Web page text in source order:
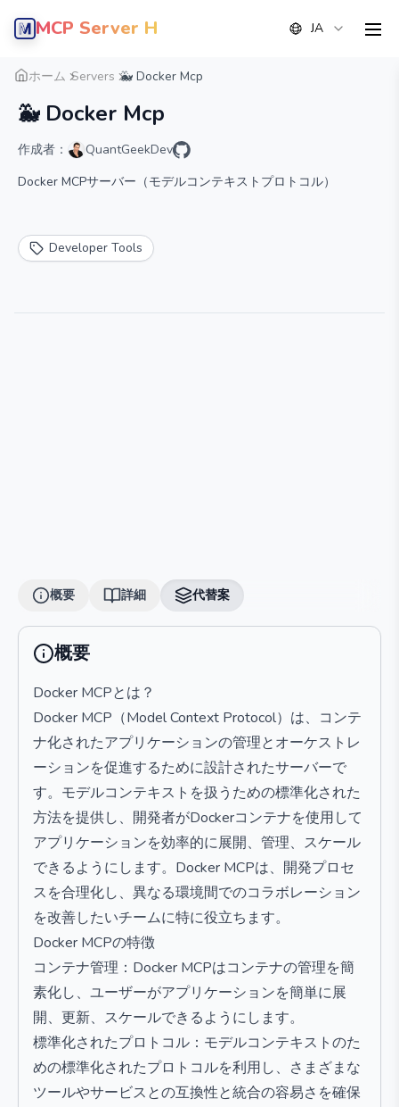
MCP Server Hub JA
ホーム Servers 🐳 Docker Mcp
🐳 Docker Mcp
作成者：
QuantGeekDev
Docker MCPサーバー（モデルコンテキストプロトコル）
Developer Tools
概要 詳細
概要 詳細 代替案
概要
Docker MCPとは？
Docker MCP（Model Context Protocol）は、コンテ
ナ化されたアプリケーションの管理とオーケストレ
ーションを促進するために設計されたサーバーで
す。モデルコンテキストを扱うための標準化された
方法を提供し、開発者がDockerコンテナを使用して
アプリケーションを効率的に展開、管理、スケール
できるようにします。Docker MCPは、開発プロセ
スを合理化し、異なる環境間でのコラボレーション
を改善したいチームに特に役立ちます。
Docker MCPの特徴
コンテナ管理：Docker MCPはコンテナの管理を簡
素化し、ユーザーがアプリケーションを簡単に展
開、更新、スケールできるようにします。
標準化されたプロトコル：モデルコンテキストのた
めの標準化されたプロトコルを利用し、さまざまな
ツールやサービスとの互換性と統合の容易さを確保